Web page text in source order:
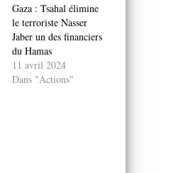
Gaza : Tsahal élimine
le terroriste Nasser
Jaber un des financiers
du Hamas
11 avril 2024
Dans "Actions"